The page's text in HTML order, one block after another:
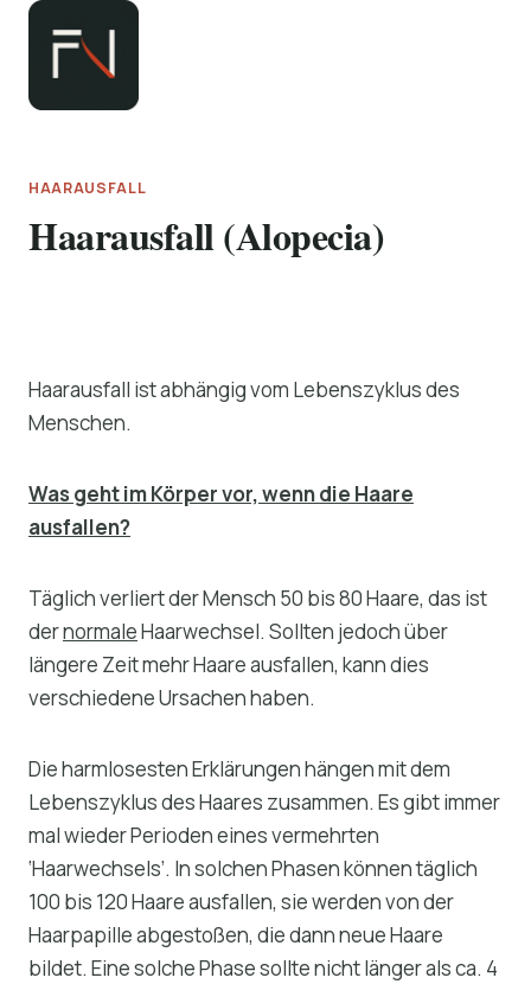
Zum
springen
HAARAUSFALL
Haarausfall (Alopecia)
Haarausfall ist abhängig vom Lebenszyklus des
Menschen.
Was geht im Körper vor, wenn die Haare
ausfallen?
Täglich verliert der Mensch 50 bis 80 Haare, das ist
dernormaleHaarwechsel. Sollten jedoch über
längere Zeit mehr Haare ausfallen, kann dies
verschiedene Ursachen haben.
Die harmlosesten Erklärungen hängen mit dem
Lebenszyklus des Haares zusammen. Es gibt immer
mal wieder Perioden eines vermehrten
‘Haarwechsels’. In solchen Phasen können täglich
100 bis 120 Haare ausfallen, sie werden von der
Haarpapille abgestoßen, die dann neue Haare
bildet. Eine solche Phase sollte nicht länger als ca. 4